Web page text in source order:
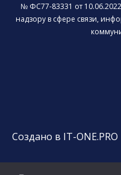
№ ФС77-83331 от
надзору в сфере связи,
Создано в IT-ONE.PRO